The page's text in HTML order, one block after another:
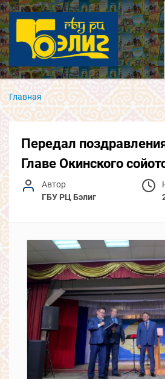
Главная
Передал
Главе Окинского
Автор
ГБУ РЦ Бэлиг